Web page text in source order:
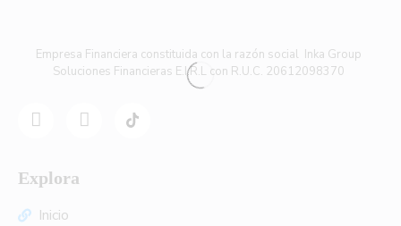
Empresa Financiera constituida con la razón social Inka Group
Soluciones Financieras E.I.R.L con R.U.C. 20612098370
Explora
Inicio